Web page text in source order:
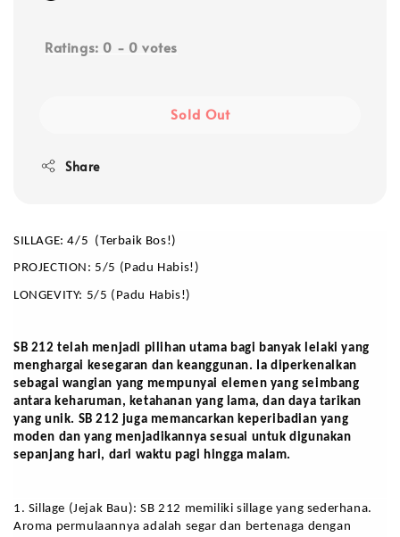
Ratings: 0 - 0 votes
Sold Out
Share
SILLAGE: 4/5  (Terbaik Bos!)
PROJECTION: 5/5 (Padu Habis!)
LONGEVITY: 5/5 (Padu Habis!)
SB 212 telah menjadi pilihan utama bagi banyak lelaki yang
menghargai kesegaran dan keanggunan. Ia diperkenalkan
sebagai wangian yang mempunyai elemen yang seimbang
antara keharuman, ketahanan yang lama, dan daya tarikan
yang unik. SB 212 juga memancarkan keperibadian yang
moden dan yang menjadikannya sesuai untuk digunakan
sepanjang hari, dari waktu pagi hingga malam.
1. Sillage (Jejak Bau): SB 212 memiliki sillage yang sederhana.
Aroma permulaannya adalah segar dan bertenaga dengan